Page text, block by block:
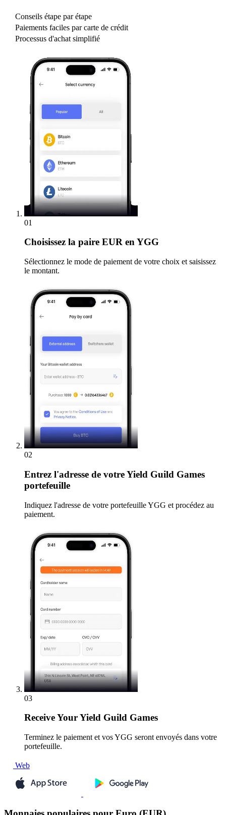
Conseils étape par étape
Paiements faciles par carte de crédit
Processus d'achat simplifié
01
Choisissez la paire EUR en YGG
Sélectionnez le mode de paiement de votre choix et saisissez
le montant.
02
Entrez l'adresse de votre Yield Guild Games
portefeuille
Indiquez l'adresse de votre portefeuille YGG et procédez au
paiement.
03
ReceiveYour Yield Guild Games
Terminez le paiement et vos YGG seront envoyés dans votre
portefeuille.
Web